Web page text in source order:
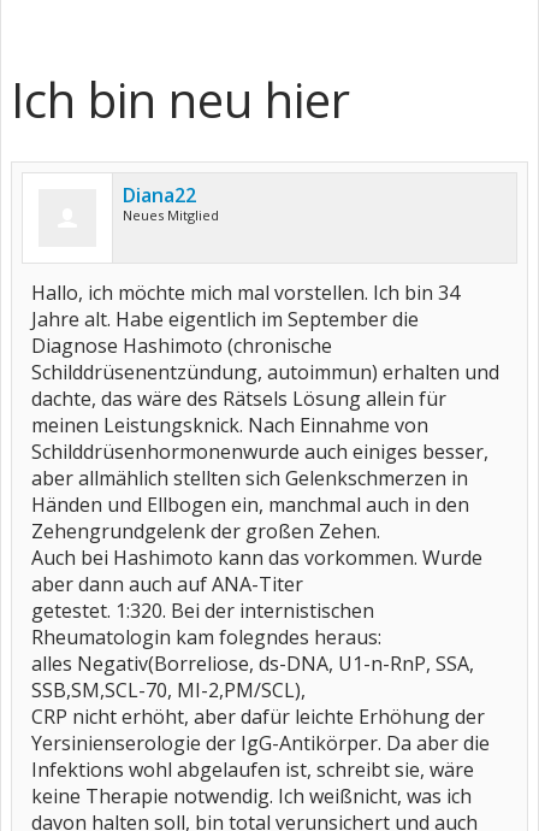
Ich bin neu hier
Diana22
Neues Mitglied
Hallo, ich möchte mich mal vorstellen. Ich bin 34
Jahre alt. Habe eigentlich im September die
Diagnose Hashimoto (chronische
Schilddrüsenentzündung, autoimmun) erhalten und
dachte, das wäre des Rätsels Lösung allein für
meinen Leistungsknick. Nach Einnahme von
Schilddrüsenhormonenwurde auch einiges besser,
aber allmählich stellten sich Gelenkschmerzen in
Händen und Ellbogen ein, manchmal auch in den
Zehengrundgelenk der großen Zehen.
Auch bei Hashimoto kann das vorkommen. Wurde
aber dann auch auf ANA-Titer
getestet. 1:320. Bei der internistischen
Rheumatologin kam folegndes heraus:
alles Negativ(Borreliose, ds-DNA, U1-n-RnP, SSA,
SSB,SM,SCL-70, MI-2,PM/SCL),
CRP nicht erhöht, aber dafür leichte Erhöhung der
Yersinienserologie der IgG-Antikörper. Da aber die
Infektions wohl abgelaufen ist, schreibt sie, wäre
keine Therapie notwendig. Ich weißnicht, was ich
davon halten soll, bin total verunsichert und auch